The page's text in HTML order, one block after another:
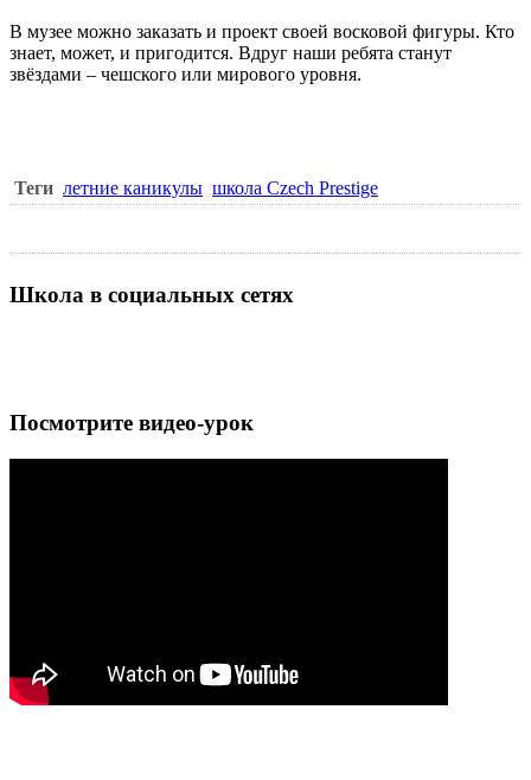
В музее можно заказать и проект своей восковой фигуры. Кто
знает, может, и пригодится. Вдруг наши ребята станут
звёздами – чешского или мирового уровня.
Теги летние каникулы школа Czech Prestige
Школа в социальных сетях
Посмотрите видео-урок